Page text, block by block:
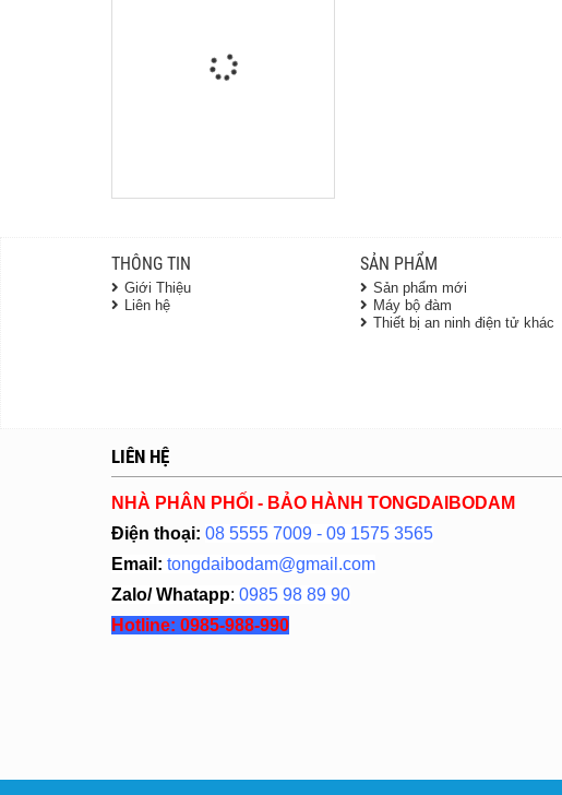
THÔNG TIN
Giới Thiệu
Liên hệ
SẢN PHẨM
Sản phẩm mới
Máy bộ đàm
Thiết bị an ninh điện tử khác
LIÊN HỆ
NHÀ PHÂN PHỐI - BẢO HÀNH TONGDAIBODAM
Điện thoại: 08 5555 7009 - 09 1575 3565
Email: tongdaibodam@gmail.com
Zalo/ Whatapp: 0985 98 89 90
Hotline: 0985-988-990